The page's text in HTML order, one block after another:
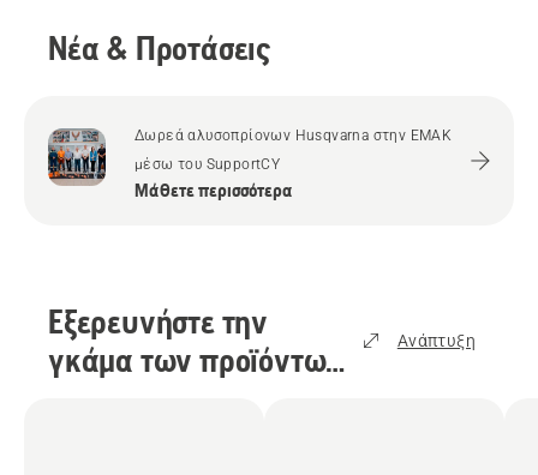
Νέα & Προτάσεις
Δωρεά αλυσοπρίονων Husqvarna στην ΕΜΑΚ
μέσω του SupportCY
Μάθετε περισσότερα
Εξερευνήστε την
γκάμα των προϊόντων
Ανάπτυξη